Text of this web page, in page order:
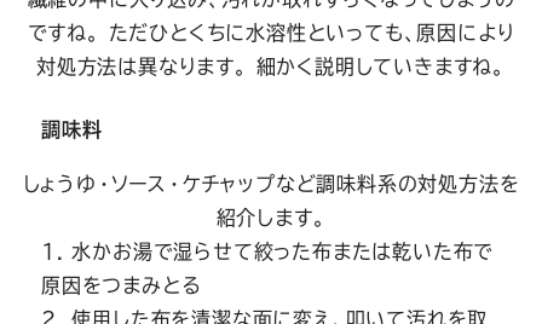
ですね。 ただひとくちに水溶性といっても、原因により
対処方法は異なります。 細かく説明していきますね。
調味料
しょうゆ・ソース・ケチャップなど調味料系の対処方法を
紹介します。
水かお湯で湿らせて絞った布または乾いた布で
原因をつまみとる
使用した布を清潔な面に変え、叩いて汚れを取